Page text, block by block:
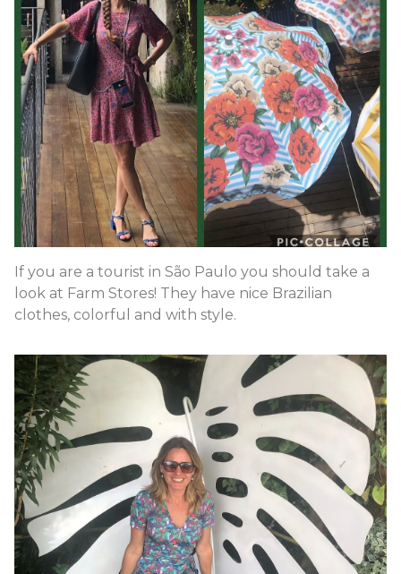
If you are a tourist in São Paulo you should take a
look at Farm Stores! They have nice Brazilian
clothes, colorful and with style.